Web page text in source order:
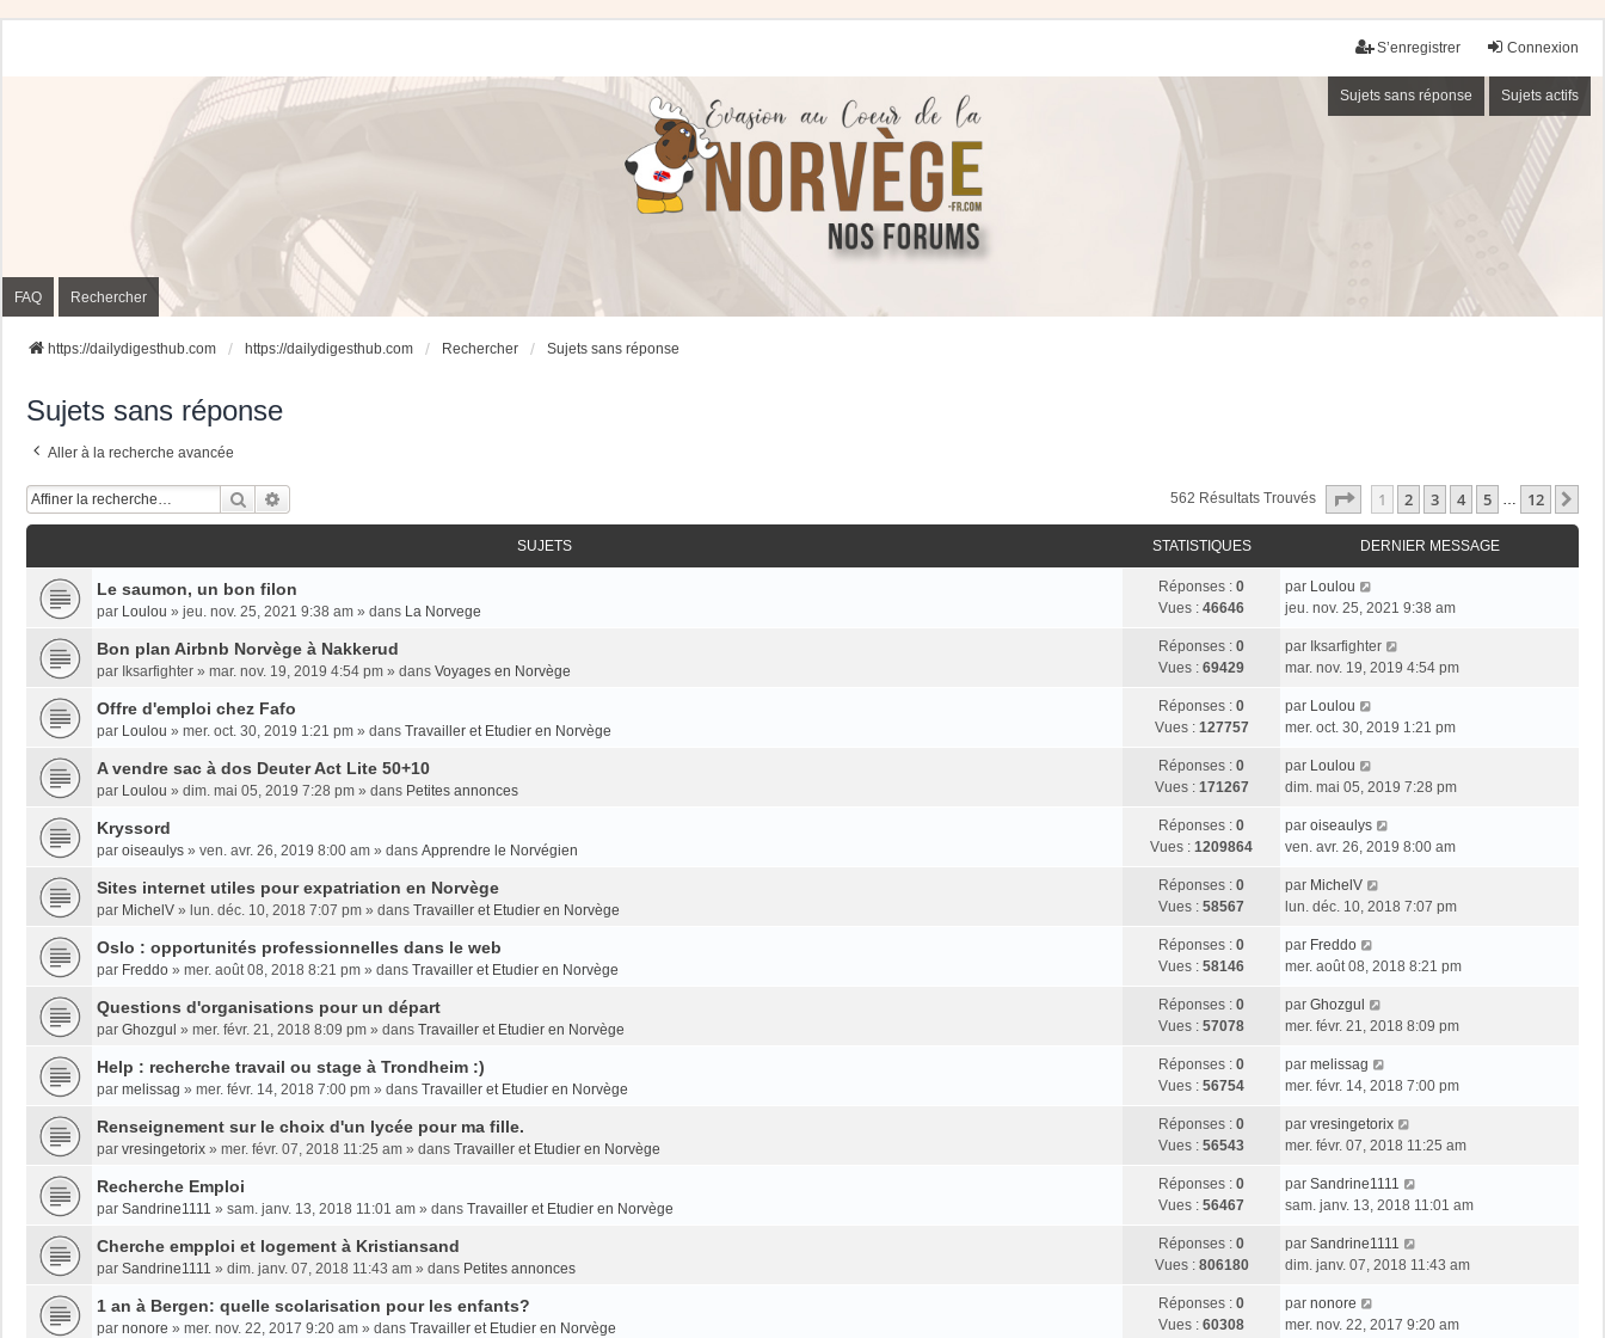
Connexion
S’enregistrer
Sujets sans réponse Sujets actifs
FAQ Rechercher
https://dailydigesthub.com https://dailydigesthub.com Rechercher Sujets sans réponse
Sujets sans réponse
Aller à la recherche avancée
Rechercher 562 Résultats Trouvés Page Sur12
1 2 3 4 5 … 12
SUJETS STATISTIQUES DERNIER MESSAGE
Le saumon, un bon filon
par Loulou » jeu. nov. 25, 2021 9:38 am » dans La Norvege
Réponses : 0
Vues : 46646
par Loulou
jeu. nov. 25, 2021 9:38 am
Bon plan Airbnb Norvège à Nakkerud
par Iksarfighter » mar. nov. 19, 2019 4:54 pm » dans Voyages en Norvège
Réponses : 0
Vues : 69429
par Iksarfighter
mar. nov. 19, 2019 4:54 pm
Offre d'emploi chez Fafo
par Loulou » mer. oct. 30, 2019 1:21 pm » dans Travailler et Etudier en Norvège
Réponses : 0
Vues : 127757
par Loulou
mer. oct. 30, 2019 1:21 pm
A vendre sac à dos Deuter Act Lite 50+10
par Loulou » dim. mai 05, 2019 7:28 pm » dans Petites annonces
Réponses : 0
Vues : 171267
par Loulou
dim. mai 05, 2019 7:28 pm
Kryssord
par oiseaulys » ven. avr. 26, 2019 8:00 am » dans Apprendre le Norvégien
Réponses : 0
Vues : 1209864
par oiseaulys
ven. avr. 26, 2019 8:00 am
Sites internet utiles pour expatriation en Norvège
par MichelV » lun. déc. 10, 2018 7:07 pm » dans Travailler et Etudier en Norvège
Réponses : 0
Vues : 58567
par MichelV
lun. déc. 10, 2018 7:07 pm
Oslo : opportunités professionnelles dans le web
par Freddo » mer. août 08, 2018 8:21 pm » dans Travailler et Etudier en Norvège
Réponses : 0
Vues : 58146
par Freddo
mer. août 08, 2018 8:21 pm
Questions d'organisations pour un départ
par Ghozgul » mer. févr. 21, 2018 8:09 pm » dans Travailler et Etudier en Norvège
Réponses : 0
Vues : 57078
par Ghozgul
mer. févr. 21, 2018 8:09 pm
Help : recherche travail ou stage à Trondheim :)
par melissag » mer. févr. 14, 2018 7:00 pm » dans Travailler et Etudier en Norvège
Réponses : 0
Vues : 56754
par melissag
mer. févr. 14, 2018 7:00 pm
Renseignement sur le choix d'un lycée pour ma fille.
par vresingetorix » mer. févr. 07, 2018 11:25 am » dans Travailler et Etudier en Norvège
Réponses : 0
Vues : 56543
par vresingetorix
mer. févr. 07, 2018 11:25 am
Recherche Emploi
par Sandrine1111 » sam. janv. 13, 2018 11:01 am » dans Travailler et Etudier en Norvège
Réponses : 0
Vues : 56467
par Sandrine1111
sam. janv. 13, 2018 11:01 am
Cherche empploi et logement à Kristiansand
par Sandrine1111 » dim. janv. 07, 2018 11:43 am » dans Petites annonces
Réponses : 0
Vues : 806180
par Sandrine1111
dim. janv. 07, 2018 11:43 am
1 an à Bergen: quelle scolarisation pour les enfants?
par nonore » mer. nov. 22, 2017 9:20 am » dans Travailler et Etudier en Norvège
Réponses : 0
Vues : 60308
par nonore
mer. nov. 22, 2017 9:20 am